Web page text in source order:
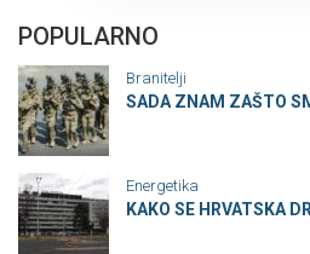
POPULARNO
Branitelji
SADA ZNAM ZAŠTO
Energetika
KAKO SE HRVATSKA